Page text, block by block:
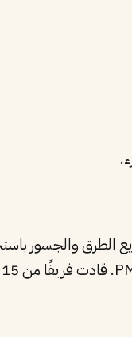
500 مليون ريال. متخصص في مشاريع الطرق
AutoCAD وRevit وPrimavera. حاصل على عضوية الهيئة السعودية للمهندسين (درجة مهندس مشارك) وشهادة PMP. قادت فريقًا من 15